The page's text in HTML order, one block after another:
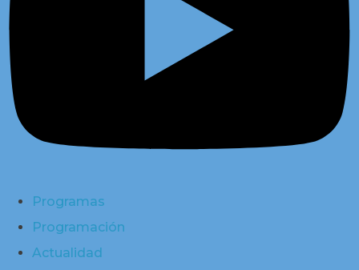
Programas
Programación
Actualidad